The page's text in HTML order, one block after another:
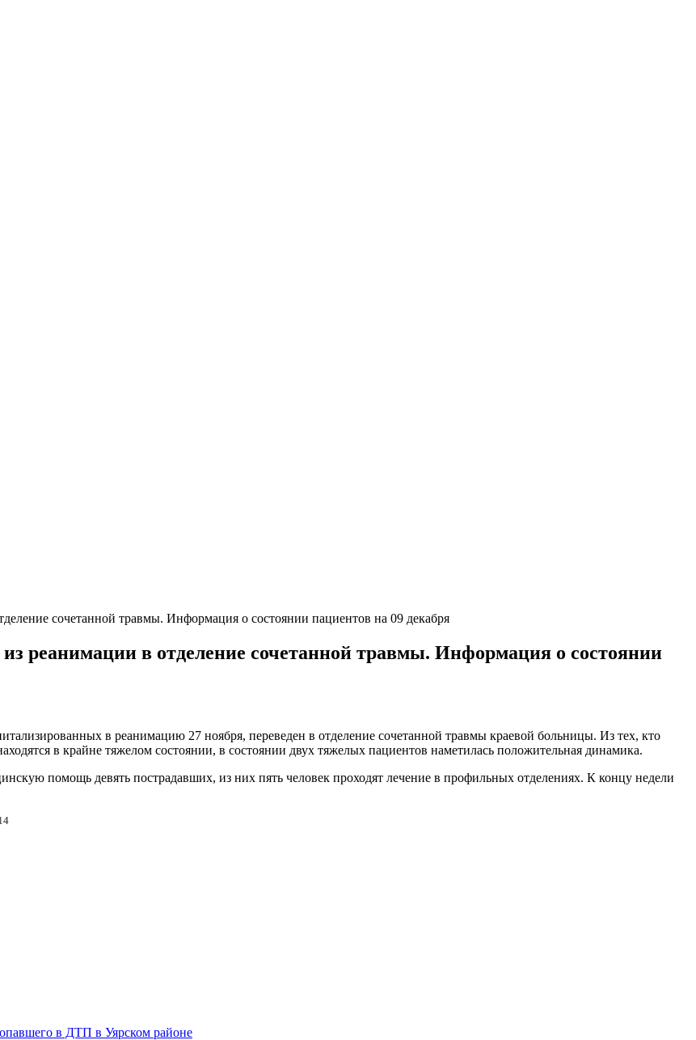
сочетанной травмы. Информация о состоянии пациентов на 09 декабря
реанимации в отделение сочетанной травмы. Информация о состоянии
в реанимацию 27 ноября, переведен в отделение сочетанной травмы краевой больницы. Из тех, кто
в крайне тяжелом состоянии, в состоянии двух тяжелых пациентов наметилась положительная динамика.
помощь девять пострадавших, из них пять человек проходят лечение в профильных отделениях. К концу недели
в ДТП в Уярском районе